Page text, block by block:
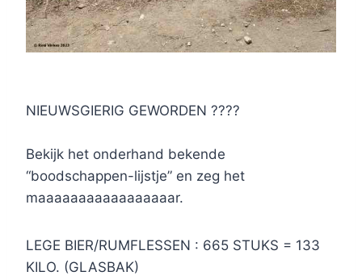
NIEUWSGIERIG GEWORDEN ????
Bekijk het onderhand bekende
“boodschappen-lijstje” en zeg het
maaaaaaaaaaaaaaaaar.
LEGE BIER/RUMFLESSEN : 665 STUKS = 133
KILO. (GLASBAK)